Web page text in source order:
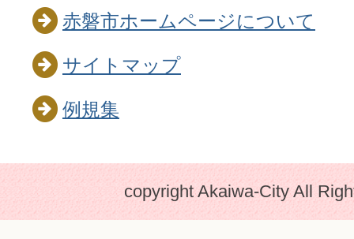
赤磐市ホームページについて
サイトマップ
例規集
copyright Akaiwa-City All